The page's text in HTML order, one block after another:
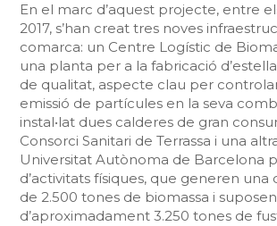
En el marc d’aquest projecte, entre
2017, s’han creat tres noves
comarca: un Centre Logístic de
una planta per a la fabricació
de qualitat, aspecte clau per
emissió de partícules en la seva
instal•lat dues calderes de gran
Consorci Sanitari de Terrassa i una
Universitat Autònoma de Barcelona
d’activitats físiques, que generen una
de 2.500 tones de biomassa i
d’aproximadament 3.250 tones de